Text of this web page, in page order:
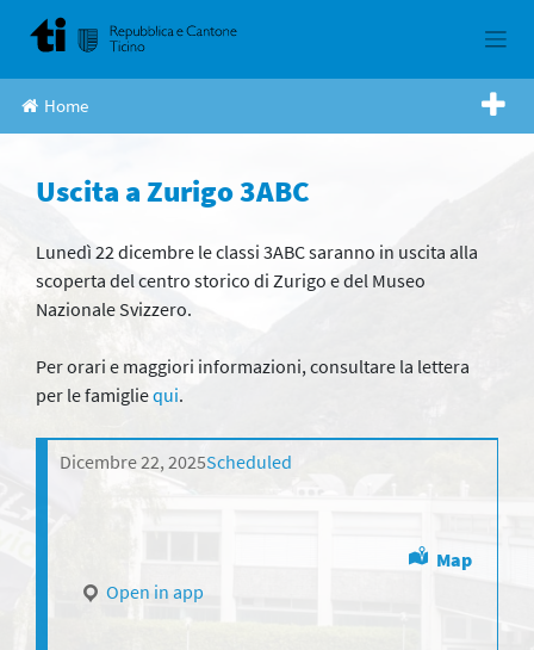
Home
Uscita a Zurigo 3ABC
Lunedì 22 dicembre le classi 3ABC saranno in uscita alla
scoperta del centro storico di Zurigo e del Museo
Nazionale Svizzero.
Per orari e maggiori informazioni, consultare la lettera
per le famigliequi.
Dicembre 22, 2025Scheduled
Map
Open in app